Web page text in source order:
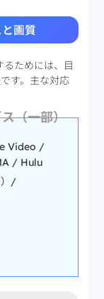
字幕形式をダ
ード前に選択
画質
ためには、目
す。主な対応
（一部）
Video /
/ Hulu
）/